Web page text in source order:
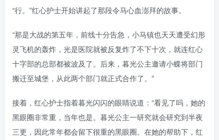
“行。”红心护士开始讲起了那段令马心血澎拜的故事。
“那是大战的第五年，前线十分告急，小马镇也天天遭受幻形
灵飞机的轰炸，光是医院就被反复炸了不下十次，就连红心
十字部的总部都被波及了。后来，暮光公主邀请小蝶将部门
搬迁至城堡，从此两个部门就正式合作了。”
接着，红心护士指着暮光闪闪的眼睛说道：“看见了吗，她的
黑眼圈非常重，当年也是。暮光公主一研究就会研究到半夜
三更，因此常年都会留下很重的黑眼圈。在她的帮助下，红